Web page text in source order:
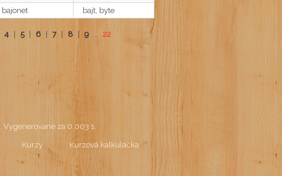
bajonet bajt, byte
4 5 6 7 8 9 … 22
. Vygenerované za 0.003 s.
Kurzy Kurzová kalkulačka